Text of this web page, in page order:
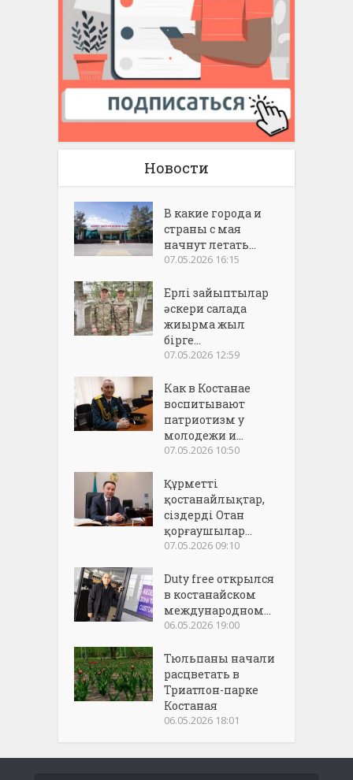
Новости
В какие города и
страны с мая
начнут летать...
07.05.2026 16:15
Ерлі зайыптылар
әскери салада
жиырма жыл
бірге...
07.05.2026 12:59
Как в Костанае
воспитывают
патриотизм у
молодежи и...
07.05.2026 10:50
Құрметті
қостанайлықтар,
сіздерді Отан
қорғаушылар...
07.05.2026 09:10
Duty free открылся
в костанайском
международном...
06.05.2026 19:00
Тюльпаны начали
расцветать в
Триатлон-парке
Костаная
06.05.2026 18:01